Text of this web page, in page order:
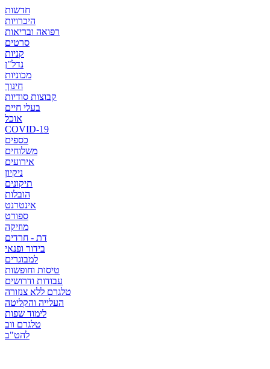
חדשות
היכרויות
רפואה ובריאות
סרטים
קניות
נדל"ן
מכוניות
חינוך
קבוצות סודיות
בעלי חיים
אוכל
COVID-19
כספים
משלוחים
אירועים
ניקיון
תיקונים
הובלות
אינטרנט
ספורט
מוזיקה
דת - חרדים
בידור ופנאי
למבוגרים
טיסות וחופשות
עבודות ודרושים
טלגרם ללא צנזורה
העלייה והקליטה
לימוד שפות
טלגרם ווב
להט"ב